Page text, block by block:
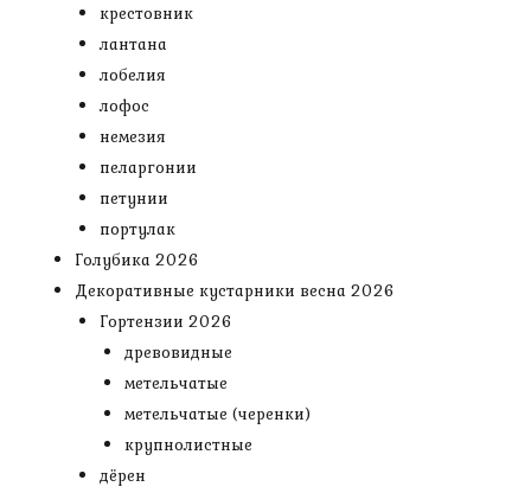
крестовник
лантана
лобелия
лофос
немезия
пеларгонии
петунии
портулак
Голубика 2026
Декоративные кустарники весна 2026
Гортензии 2026
древовидные
метельчатые
метельчатые (черенки)
крупнолистные
дёрен